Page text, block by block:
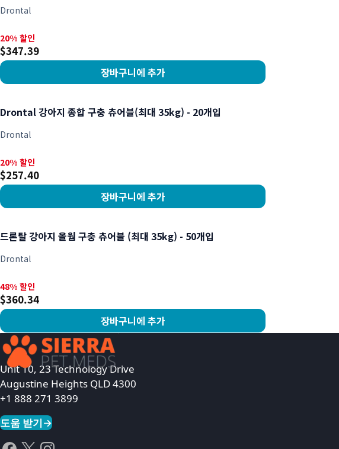
Drontal
20% 할인, $347.39
20% 할인
$347.39
장바구니에 추가
Drontal 강아지 종합 구충 츄어블(최대 35kg) - 20개입
Drontal
20% 할인, $257.40
20% 할인
$257.40
장바구니에 추가
드론탈 강아지 올웜 구충 츄어블 (최대 35kg) - 50개입
Drontal
48% 할인, $360.34
48% 할인
$360.34
장바구니에 추가
상품 보기
Unit 10, 23 Technology Drive
Augustine Heights QLD 4300
+1 888 271 3899
도움 받기→